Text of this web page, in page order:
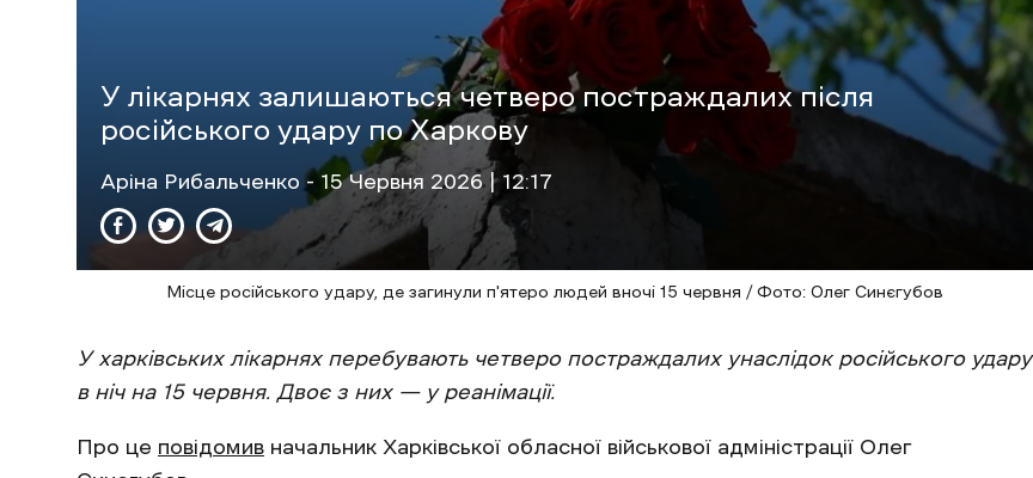
У лікарнях залишаються четверо постраждалих після
російського удару по Харкову
Аріна Рибальченко - 15 Червня 2026 | 12:17
Місце російського удару, де загинули п'ятеро людей вночі 15 червня / Фото: Олег Синєгубов
У харківських лікарнях перебувають четверо постраждалих унаслідок російського удару
в ніч на 15 червня. Двоє з них — у реанімації.
Про це повідомив начальник Харківської обласної військової адміністрації Олег